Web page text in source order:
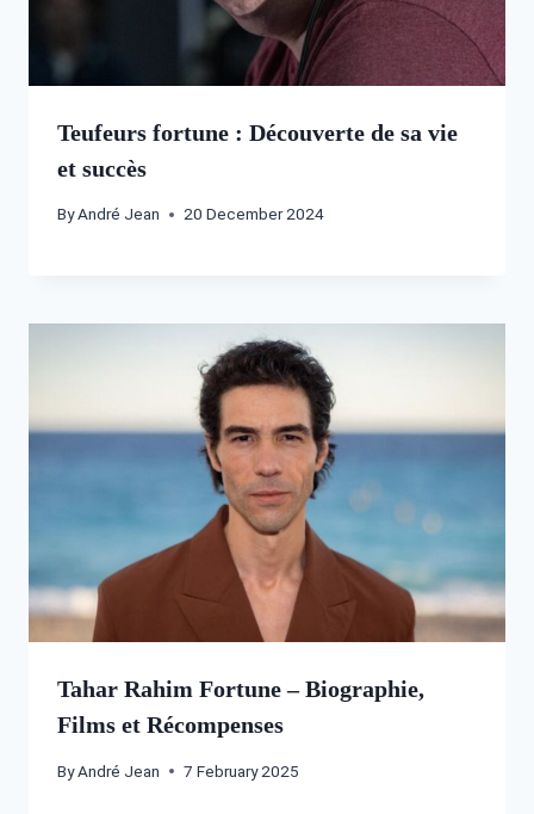
Teufeurs fortune : Découverte de sa vie
et succès
ByAndré Jean 20 December 2024
Tahar Rahim Fortune – Biographie,
Films et Récompenses
ByAndré Jean 7 February 2025